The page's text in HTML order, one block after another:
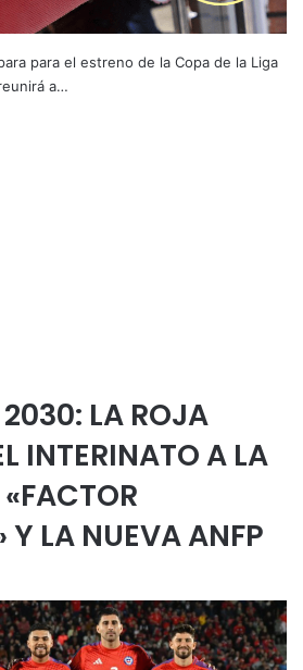
para el estreno de la Copa de la Liga
a…
LA ROJA
INTERINATO A LA
«FACTOR
Y LA NUEVA ANFP